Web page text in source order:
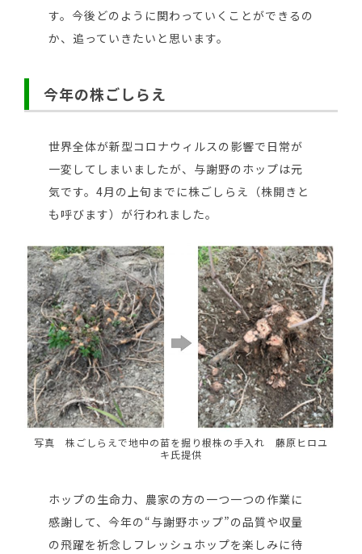
す。今後どのように関わっていくことができるの
か、追っていきたいと思います。
今年の株ごしらえ
世界全体が新型コロナウィルスの影響で日常が
一変してしまいましたが、与謝野のホップは元
気です。4月の上旬までに株ごしらえ（株開きと
も呼びます）が行われました。
写真 株ごしらえで地中の苗を掘り根株の手入れ 藤原ヒロユ
キ氏提供
ホップの生命力、農家の方の一つ一つの作業に
感謝して、今年の“与謝野ホップ”の品質や収量
の飛躍を祈念しフレッシュホップを楽しみに待